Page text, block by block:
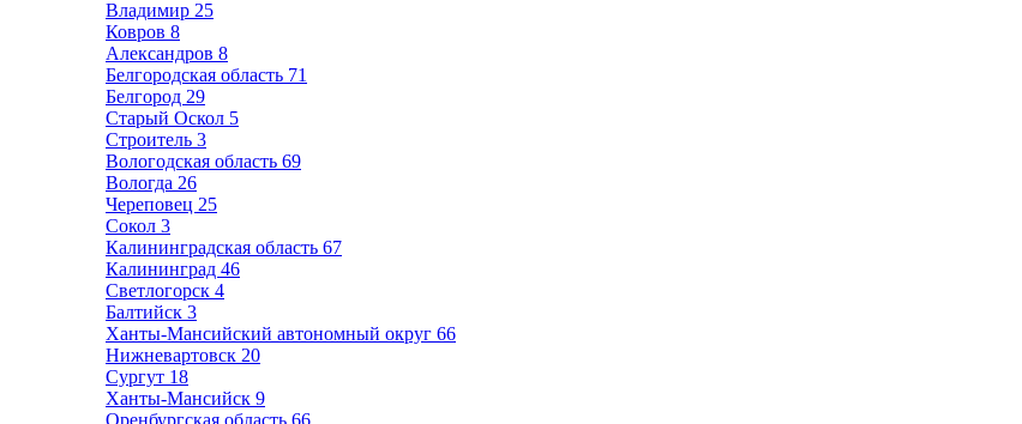
Владимир 25
Ковров 8
Александров 8
Белгородская область 71
Белгород 29
Старый Оскол 5
Строитель 3
Вологодская область 69
Вологда 26
Череповец 25
Сокол 3
Калининградская область 67
Калининград 46
Светлогорск 4
Балтийск 3
Ханты-Мансийский автономный округ 66
Нижневартовск 20
Сургут 18
Ханты-Мансийск 9
Оренбургская область 66